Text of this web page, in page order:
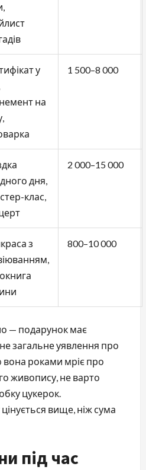
у
на
1 500–8 000
дня,
клас,
2 000–15 000
з
800–10 000
— подарунок має
загальне уявлення про
вона роками мріє про
живопису, не варто
цукерок.
вище, ніж сума
під час